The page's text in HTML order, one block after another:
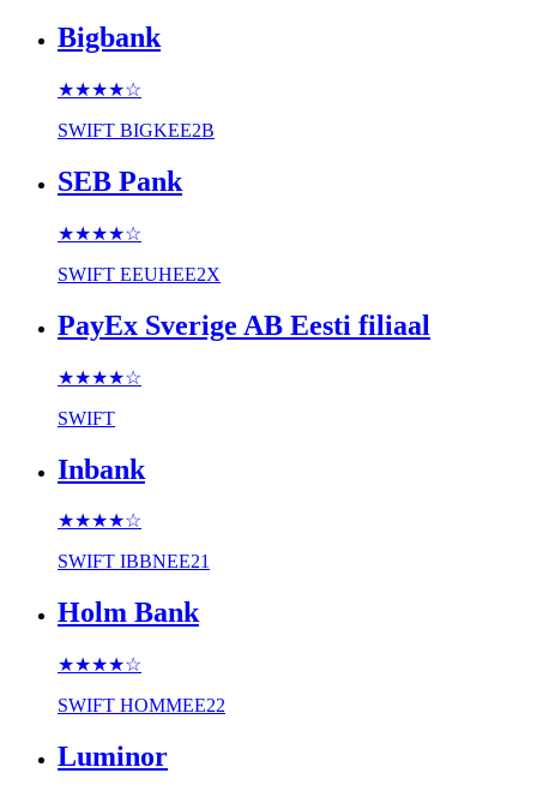
Bigbank
★★★★☆
SWIFT BIGKEE2B
SEB Pank
★★★★☆
SWIFT EEUHEE2X
PayEx Sverige AB Eesti filiaal
★★★★☆
SWIFT
Inbank
★★★★☆
SWIFT IBBNEE21
Holm Bank
★★★★☆
SWIFT HOMMEE22
Luminor